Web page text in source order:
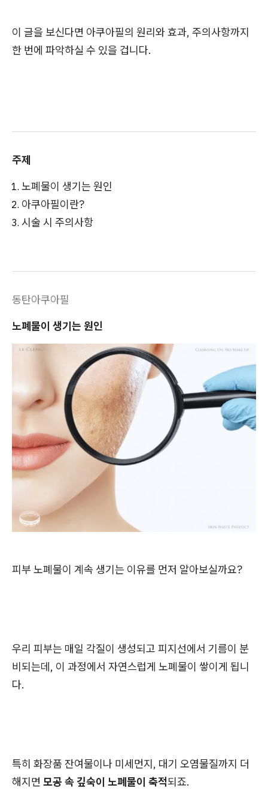
이 글을 보신다면 아쿠아필의 원리와 효과, 주의사항까지
한 번에 파악하실 수 있을 겁니다.
주제
노폐물이 생기는 원인
아쿠아필이란?
시술 시 주의사항
동탄아쿠아필
노폐물이 생기는 원인
피부 노폐물이 계속 생기는 이유를 먼저 알아보실까요?
우리 피부는 매일 각질이 생성되고 피지선에서 기름이 분
비되는데, 이 과정에서 자연스럽게 노폐물이 쌓이게 됩니
다.
특히 화장품 잔여물이나 미세먼지, 대기 오염물질까지 더
해지면 모공 속 깊숙이 노폐물이 축적되죠.